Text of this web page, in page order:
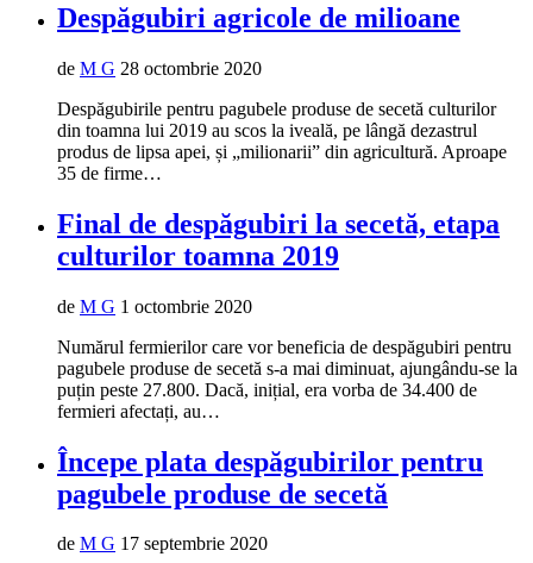
Despăgubiri agricole de milioane
de M G 28 octombrie 2020
Despăgubirile pentru pagubele produse de secetă culturilor
din toamna lui 2019 au scos la iveală, pe lângă dezastrul
produs de lipsa apei, și „milionarii” din agricultură. Aproape
35 de firme…
Final de despăgubiri la secetă, etapa
culturilor toamna 2019
de M G 1 octombrie 2020
Numărul fermierilor care vor beneficia de despăgubiri pentru
pagubele produse de secetă s-a mai diminuat, ajungându-se la
puțin peste 27.800. Dacă, inițial, era vorba de 34.400 de
fermieri afectați, au…
Începe plata despăgubirilor pentru
pagubele produse de secetă
de M G 17 septembrie 2020